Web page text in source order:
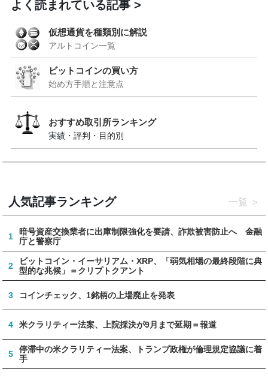
よく読まれている記事
仮想通貨を種類別に解説
アルトコイン一覧
ビットコインの買い方
始め方手順と注意点
おすすめ取引所ランキング
実績・評判・目的別
人気記事ランキング 一覧
1
暗号資産交換業者に出庫制限強化を要請、詐欺被害防止へ 金融
庁と警察庁
2
ビットコイン・イーサリアム・XRP、「弱気相場の最終段階に典
型的な兆候」＝クリプトクアント
3 コインチェック、1銘柄の上場廃止を発表
4 米クラリティー法案、上院採決が9月まで延期＝報道
5
停滞中の米クラリティー法案、トランプ政権が倫理規定協議に着
手